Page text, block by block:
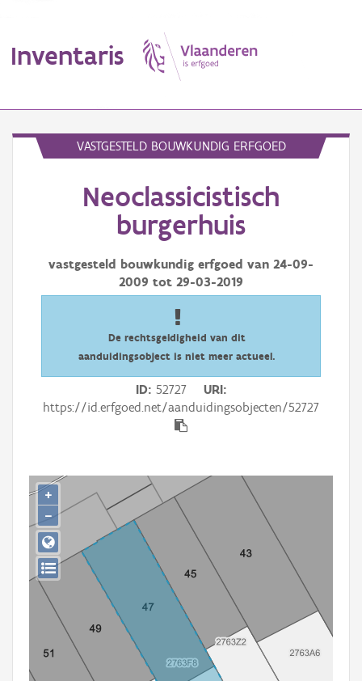
Inventaris
Waarneming
Downloads
Aanmelden
VASTGESTELD BOUWKUNDIG ERFGOED
Neoclassicistisch
burgerhuis
vastgesteld bouwkundig erfgoed van 24-09-
2009 tot 29-03-2019
De rechtsgeldigheid van dit
aanduidingsobject is niet meer actueel.
ID 52727
URI
https://id.erfgoed.net/aanduidingsobjecten/52727
+
−